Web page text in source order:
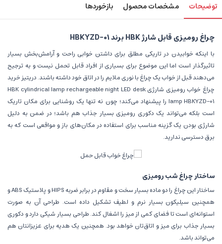
توضیحات مشخصات محصول بازخوردها
چراغ رومیزی قابل شارژ HBK برند HBKYZD-01
با اینکه خوابیدن در تاریکی مطلق برای داشتن خوابی راحت و آرامش‌بخش بسیار
تاثیرگذار است اما این موضوع برای بسیاری از افراد قابل تحمل نیست و به ترجیح
می‌دهند قبل از خواب یک چراغ با نوری ملایم را در اتاق خود داشته باشند.دریتیزخرید
چراغ خواب رومیزی شارژی HBK cylindrical lamp rechargeable night LED desk
lamp HBKYZD-01 را پیشنهاد می‌کند؛ چون نه تنها یک روشنایی برای مکان تاریک
است بلکه می‌‌تواند یک دکوری رومیزی بسیار جذاب هم باشد؛ در ضمن به دلیل
شارژی بودن یک گزینه مناسب برای استفاده در مکان‌های باز و مواقعی است که به
برق دسترسی ندارید.
ساختار چراغ شب رومیزی
ساختار این چراغ را دو ماده بسیار سخت و مقاوم در برابر ضربه HIPS و پلاستیک ABS و
همچنین سیلیکون بسیار نرم و لطیف تشکیل داده است. طراحی آن به صورت
استوانه‌ای است تا فضای کمی از میز را اشغال کند. طراحی بسیار شیکی دارد و دکوری
بسیار جذاب برای میز و اتاق‌تان خواهد بود. همچنین یک هدیه برای عزیزانتان هم
می‌تواند باشد.